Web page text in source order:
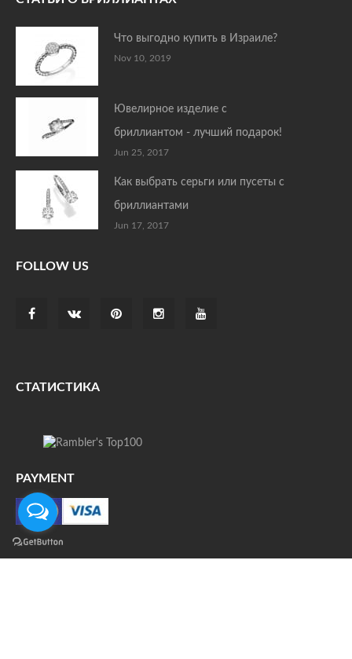
Что выгодно купить в Израиле?
Nov 10, 2019
Ювелирное изделие с
бриллиантом - лучший подарок!
Jun 25, 2017
Как выбрать серьги или пусеты с
бриллиантами
Jun 17, 2017
FOLLOW US
СТАТИСТИКА
PAYMENT